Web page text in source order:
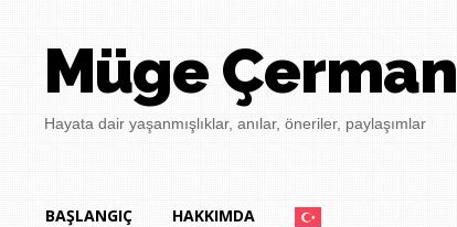
Müge Çerman
Hayata dair yaşanmışlıklar, anılar, öneriler, paylaşımlar
BAŞLANGIÇ HAKKIMDA